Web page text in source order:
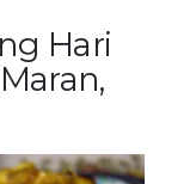
Hari